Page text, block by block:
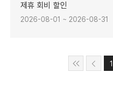
제휴 회비 할인
2026-08-01 ~ 2026-08-31
1